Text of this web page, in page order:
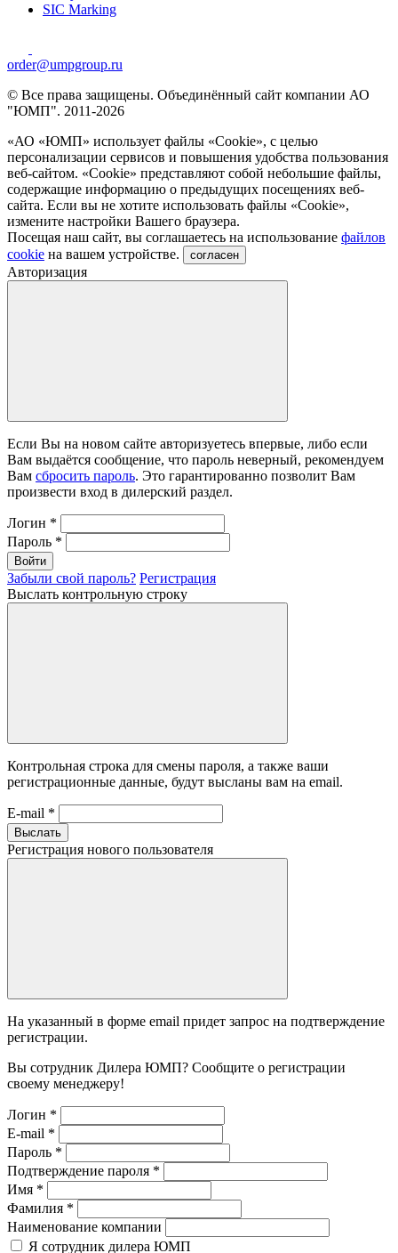
SIC Marking
order@umpgroup.ru
© Все права защищены. Объединённый сайт компании АО
"ЮМП". 2011-2026
«АО «ЮМП» использует файлы «Сookie», с целью
персонализации сервисов и повышения удобства пользования
веб-сайтом. «Cookie» представляют собой небольшие файлы,
содержащие информацию о предыдущих посещениях веб-
сайта. Если вы не хотите использовать файлы «Сookie»,
измените настройки Вашего браузера.
Посещая наш сайт, вы соглашаетесь на использование файлов
cookie на вашем устройстве. согласен
Авторизация
Если Вы на новом сайте авторизуетесь впервые, либо если
Вам выдаётся сообщение, что пароль неверный, рекомендуем
Вам сбросить пароль. Это гарантированно позволит Вам
произвести вход в дилерский раздел.
Логин *
Пароль *
Войти
Забыли свой пароль? Регистрация
Выслать контрольную строку
Контрольная строка для смены пароля, а также ваши
регистрационные данные, будут высланы вам на email.
E-mail *
Выслать
Регистрация нового пользователя
На указанный в форме email придет запрос на подтверждение
регистрации.
Вы сотрудник Дилера ЮМП? Сообщите о регистрации
своему менеджеру!
Логин *
E-mail *
Пароль *
Подтверждение пароля *
Имя *
Фамилия *
Наименование компании
Я сотрудник дилера ЮМП